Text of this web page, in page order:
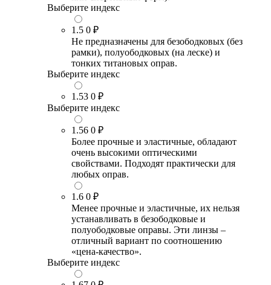
Выберите индекс
1.5 0 ₽
Не предназначены для безободковых (без
рамки), полуободковых (на леске) и
тонких титановых оправ.
Выберите индекс
1.53 0 ₽
Выберите индекс
1.56 0 ₽
Более прочные и эластичные, обладают
очень высокими оптическими
свойствами. Подходят практически для
любых оправ.
1.6 0 ₽
Менее прочные и эластичные, их нельзя
устанавливать в безободковые и
полуободковые оправы. Эти линзы –
отличный вариант по соотношению
«цена-качество».
Выберите индекс